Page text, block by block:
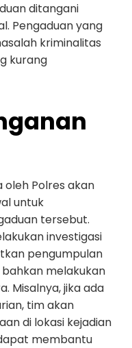
ditangani
Pengaduan yang
kriminalitas
kurang
Polres akan
untuk
tersebut.
investigasi
pengumpulan
melakukan
Misalnya, jika ada
tim akan
di lokasi kejadian
membantu